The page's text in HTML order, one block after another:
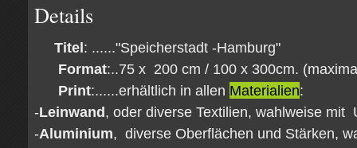
Details
Titel: ......"Speicherstadt -Hamburg"
Format:..75 x 200 cm / 100 x 300cm.
Print:......erhältlich in allen Materialien:
-Leinwand, oder diverse Textilien, wahlweise mit
-Aluminium, diverse Oberflächen und Stärken,